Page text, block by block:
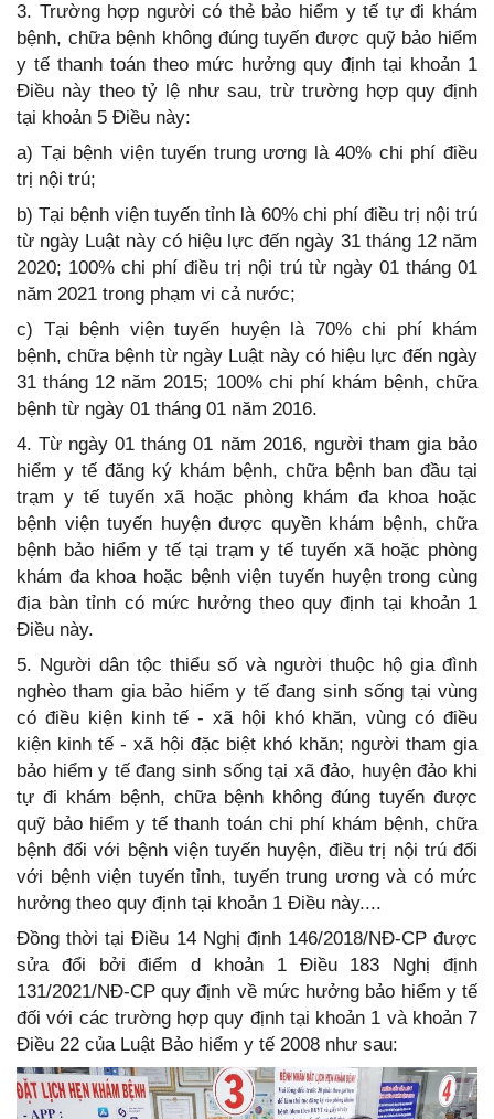
3. Trường hợp người có thẻ bảo hiểm y tế tự đi khám
bệnh, chữa bệnh không đúng tuyến được quỹ bảo hiểm
y tế thanh toán theo mức hưởng quy định tại khoản 1
Điều này theo tỷ lệ như sau, trừ trường hợp quy định
tại khoản 5 Điều này:
a) Tại bệnh viện tuyến trung ương là 40% chi phí điều
trị nội trú;
b) Tại bệnh viện tuyến tỉnh là 60% chi phí điều trị nội trú
từ ngày Luật này có hiệu lực đến ngày 31 tháng 12 năm
2020; 100% chi phí điều trị nội trú từ ngày 01 tháng 01
năm 2021 trong phạm vi cả nước;
c) Tại bệnh viện tuyến huyện là 70% chi phí khám
bệnh, chữa bệnh từ ngày Luật này có hiệu lực đến ngày
31 tháng 12 năm 2015; 100% chi phí khám bệnh, chữa
bệnh từ ngày 01 tháng 01 năm 2016.
4. Từ ngày 01 tháng 01 năm 2016, người tham gia bảo
hiểm y tế đăng ký khám bệnh, chữa bệnh ban đầu tại
trạm y tế tuyến xã hoặc phòng khám đa khoa hoặc
bệnh viện tuyến huyện được quyền khám bệnh, chữa
bệnh bảo hiểm y tế tại trạm y tế tuyến xã hoặc phòng
khám đa khoa hoặc bệnh viện tuyến huyện trong cùng
địa bàn tỉnh có mức hưởng theo quy định tại khoản 1
Điều này.
5. Người dân tộc thiểu số và người thuộc hộ gia đình
nghèo tham gia bảo hiểm y tế đang sinh sống tại vùng
có điều kiện kinh tế - xã hội khó khăn, vùng có điều
kiện kinh tế - xã hội đặc biệt khó khăn; người tham gia
bảo hiểm y tế đang sinh sống tại xã đảo, huyện đảo khi
tự đi khám bệnh, chữa bệnh không đúng tuyến được
quỹ bảo hiểm y tế thanh toán chi phí khám bệnh, chữa
bệnh đối với bệnh viện tuyến huyện, điều trị nội trú đối
với bệnh viện tuyến tỉnh, tuyến trung ương và có mức
hưởng theo quy định tại khoản 1 Điều này....
Đồng thời tại Điều 14 Nghị định 146/2018/NĐ-CP được
sửa đổi bởi điểm d khoản 1 Điều 183 Nghị định
131/2021/NĐ-CP quy định về mức hưởng bảo hiểm y tế
đối với các trường hợp quy định tại khoản 1 và khoản 7
Điều 22 của Luật Bảo hiểm y tế 2008 như sau: